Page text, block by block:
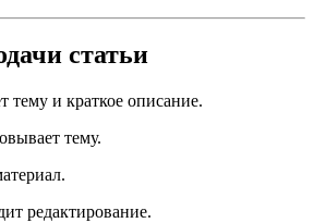
статьи
тему и краткое описание.
тему.
редактирование.